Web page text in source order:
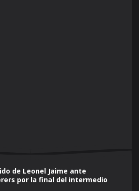
de Leonel Jaime ante
por la final del intermedio